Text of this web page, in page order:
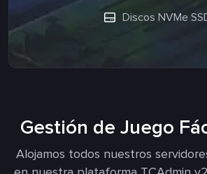
Discos NVMe
Gestión de Juego
Alojamos todos nuestros